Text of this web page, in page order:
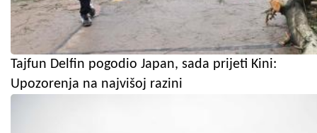
Tajfun Delfin pogodio Japan, sada prijeti Kini:
Upozorenja na najvišoj razini